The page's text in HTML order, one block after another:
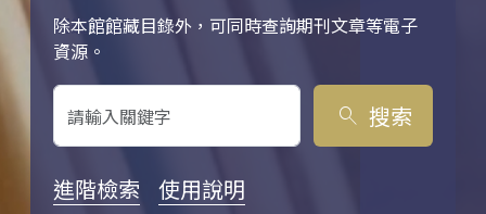
除本館館藏目錄外，可同時查詢期刊文章等電子
資源。
關鍵字搜尋
search 搜索
進階檢索 使用說明